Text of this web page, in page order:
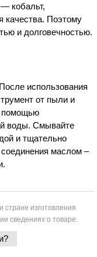
кобальт,
качества. Поэтому
и долговечностью.
использования
от пыли и
помощью
воды. Смывайте
и тщательно
маслом –
изготовления
сведениях о товаре.